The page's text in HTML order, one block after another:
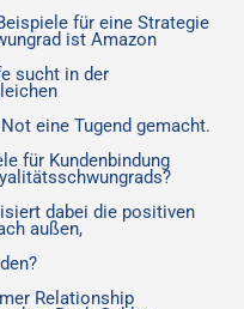
für eine Strategie
ist Amazon
sucht in der
eine Tugend gemacht.
für Kundenbindung
dabei die positiven
außen,
Relationship